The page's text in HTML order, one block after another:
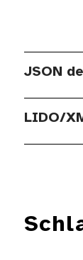
JSON
LIDO/